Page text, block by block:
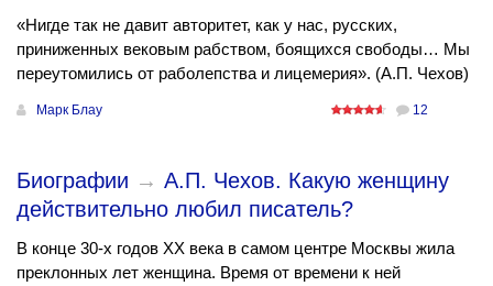
«Нигде так не давит авторитет, как у нас, русских,
приниженных вековым рабством, боящихся свободы… Мы
переутомились от раболепства и лицемерия». (А.П. Чехов)
Марк Блау 12
Биографии → А.П. Чехов. Какую женщину
действительно любил писатель?
В конце 30-х годов ХХ века в самом центре Москвы жила
преклонных лет женщина. Время от времени к ней